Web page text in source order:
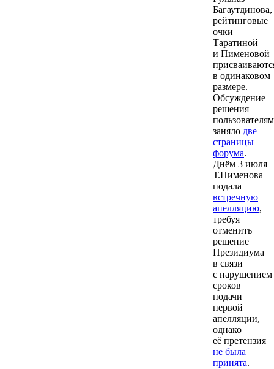
Багаутдинова,
рейтинговые
очки
Таратиной
и Пименовой
в одинаковом
размере.
Обсуждение
решения
заняло две
страницы
форума.
Днём 3 июля
Т.Пименова
подала
встречную
апелляцию,
требуя
отменить
решение
Президиума
в связи
с нарушением
сроков
подачи
первой
апелляции,
однако
её претензия
не была
принята.